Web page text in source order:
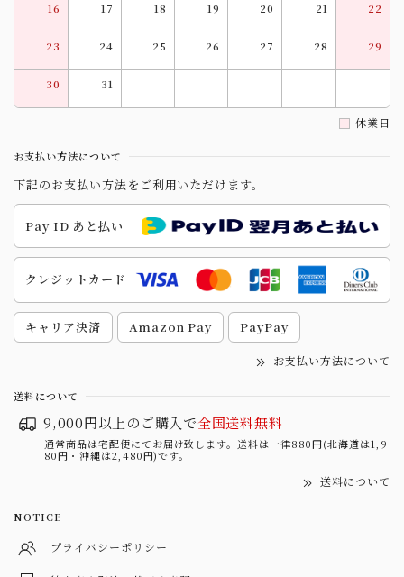
16 17 18 19 20 21 22
23 24 25 26 27 28 29
30 31
休業日
お支払い方法について
下記のお支払い方法をご利用いただけます。
Pay ID あと払い
クレジットカード
キャリア決済 Amazon Pay PayPay
お支払い方法について
送料について
9,000円以上のご購入で全国送料無料
通常商品は宅配便にてお届け致します。送料は一律880円(北海道は1,9
80円・沖縄は2,480円)です。
送料について
NOTICE
プライバシーポリシー